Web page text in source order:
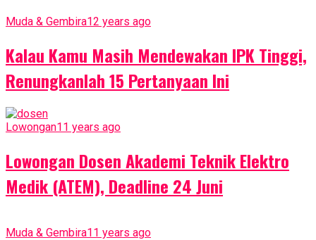
Muda & Gembira12 years ago
Kalau Kamu Masih Mendewakan IPK Tinggi,
Renungkanlah 15 Pertanyaan Ini
Lowongan11 years ago
Lowongan Dosen Akademi Teknik Elektro
Medik (ATEM), Deadline 24 Juni
Muda & Gembira11 years ago